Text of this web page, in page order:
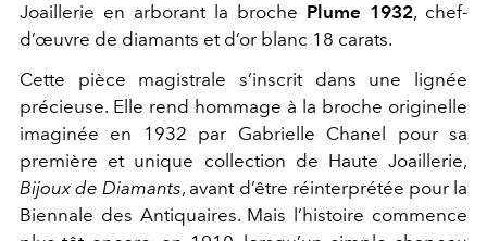
Joaillerie en arborant la broche Plume 1932, chef-
d’œuvre de diamants et d’or blanc 18 carats.
Cette pièce magistrale s’inscrit dans une lignée
précieuse. Elle rend hommage à la broche originelle
imaginée en 1932 par Gabrielle Chanel pour sa
première et unique collection de Haute Joaillerie,
Bijoux de Diamants, avant d’être réinterprétée pour la
Biennale des Antiquaires. Mais l’histoire commence